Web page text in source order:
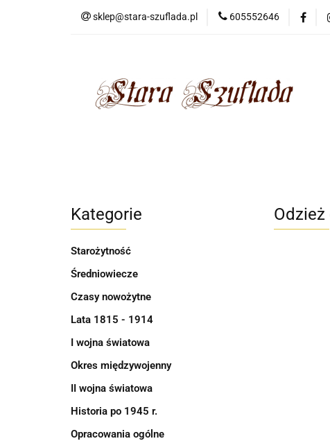
sklep@stara-szuflada.pl 605552646
NOWOŚCI STARA
Kategorie
Starożytność
Średniowiecze
Czasy nowożytne
Lata 1815 - 1914
I wojna światowa
Okres międzywojenny
II wojna światowa
Historia po 1945 r.
Opracowania ogólne